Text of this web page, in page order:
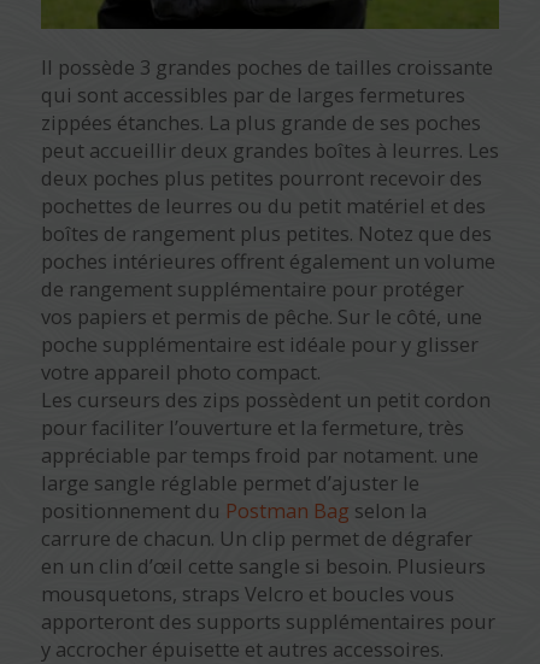
Il possède 3 grandes poches de tailles croissante
qui sont accessibles par de larges fermetures
zippées étanches. La plus grande de ses poches
peut accueillir deux grandes boîtes à leurres. Les
deux poches plus petites pourront recevoir des
pochettes de leurres ou du petit matériel et des
boîtes de rangement plus petites. Notez que des
poches intérieures offrent également un volume
de rangement supplémentaire pour protéger
vos papiers et permis de pêche. Sur le côté, une
poche supplémentaire est idéale pour y glisser
votre appareil photo compact.
Les curseurs des zips possèdent un petit cordon
pour faciliter l’ouverture et la fermeture, très
appréciable par temps froid par notament. une
large sangle réglable permet d’ajuster le
positionnement du Postman Bag selon la
carrure de chacun. Un clip permet de dégrafer
en un clin d’œil cette sangle si besoin. Plusieurs
mousquetons, straps Velcro et boucles vous
apporteront des supports supplémentaires pour
y accrocher épuisette et autres accessoires.